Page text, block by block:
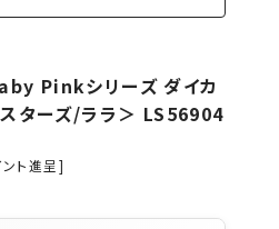
Pinkシリーズ ダイカ
ターズ/ララ＞ LS56904
ト進呈]